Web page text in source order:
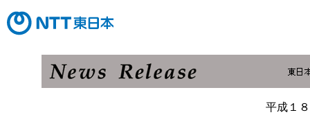
平成１